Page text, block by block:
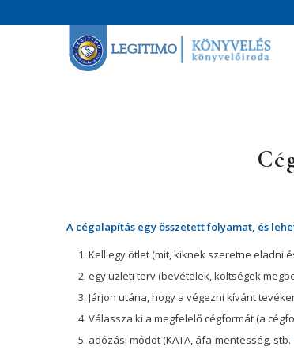
A cégalapítás egy összetett folyamat, és
Kell egy ötlet (mit, kiknek szeretne eladni
egy üzleti terv (bevételek, költségek
Járjon utána, hogy a végezni kívánt
Válassza ki a megfelelő cégformát (a
adózási módot (KATA, áfa-mentesség, stb.